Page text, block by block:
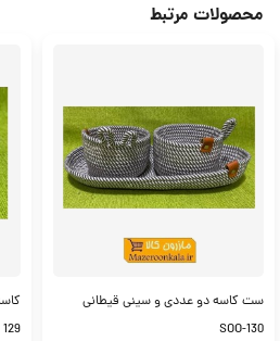
محصولات مرتبط
ست کاسه دو عددی و سینی قیطانی
SOO-130
129